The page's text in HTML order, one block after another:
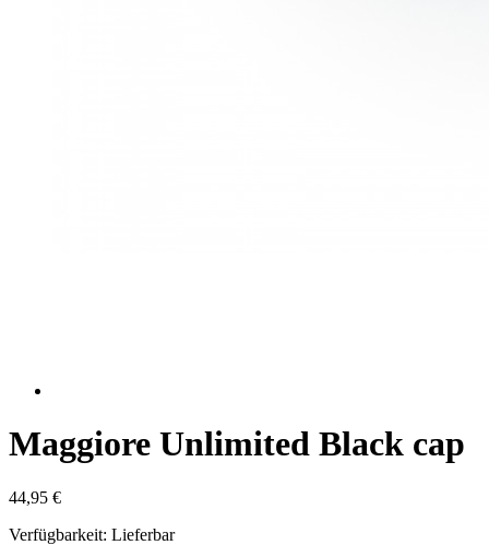
Maggiore Unlimited Black cap
44,95 €
Verfügbarkeit: Lieferbar